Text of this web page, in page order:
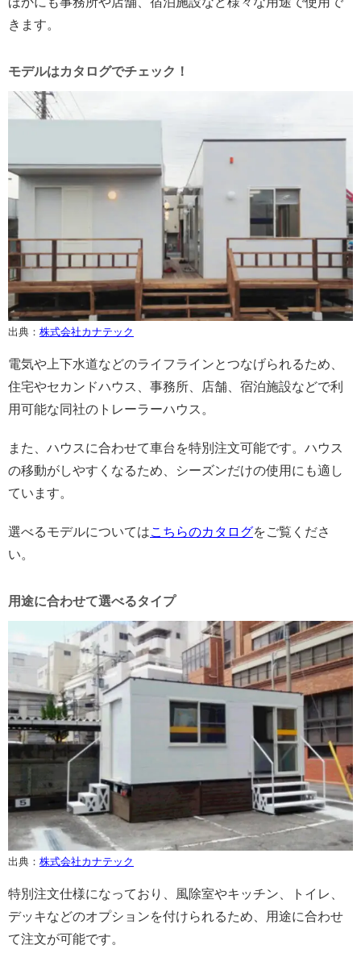
きます。
モデルはカタログでチェック！
出典： 株式会社カナテック
電気や上下水道などのライフラインとつなげられるため、
住宅やセカンドハウス、事務所、店舗、宿泊施設などで利
用可能な同社のトレーラーハウス。
また、ハウスに合わせて車台を特別注文可能です。ハウス
の移動がしやすくなるため、シーズンだけの使用にも適し
ています。
選べるモデルについてはこちらのカタログをご覧くださ
い。
用途に合わせて選べるタイプ
出典： 株式会社カナテック
特別注文仕様になっており、風除室やキッチン、トイレ、
デッキなどのオプションを付けられるため、用途に合わせ
て注文が可能です。